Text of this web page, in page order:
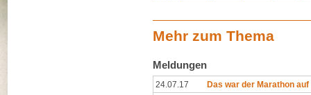
Mehr zum Thema
Meldungen
24.07.17
Das war der Marathon